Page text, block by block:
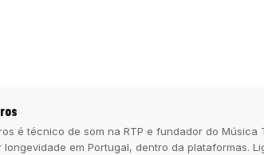
é técnico de som na RTP e fundador do
longevidade em Portugal, dentro da plataformas.